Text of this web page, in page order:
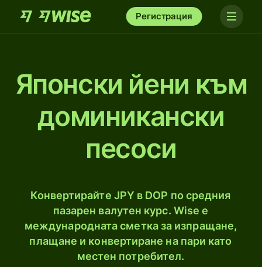
Регистрация
Японски йени към
доминикански
песоси
Конвертирайте JPY в DOP по средния
пазарен валутен курс. Wise е
международната сметка за изпращане,
плащане и конвертиране на пари като
местен потребител.